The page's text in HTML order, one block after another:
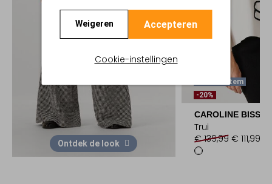
Weigeren Accepteren
Cookie-instellingen
Ontdek de look
Laatste Item
-20%
CAROLINE BISS
Trui
€ 139,99 € 111,99